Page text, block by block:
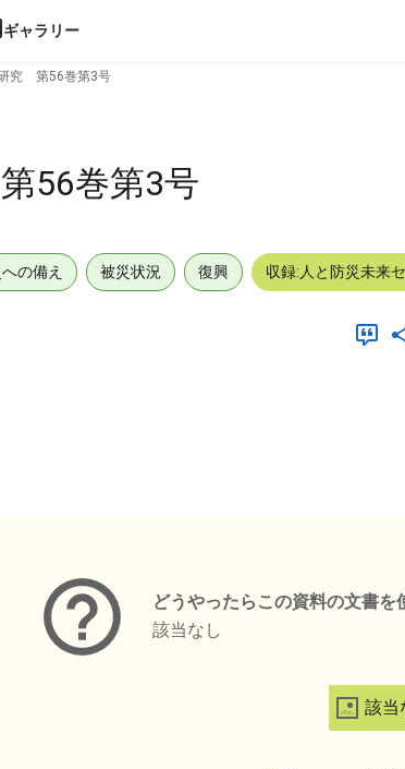
ギャラリー
究 第56巻第3号
56巻第3号
の備え 被災状況 復興 収録:人と防災未来
どうやったらこの資料の文書を
該当なし
該当